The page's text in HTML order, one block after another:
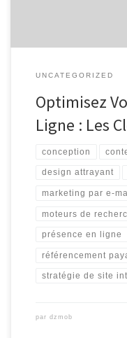
UNCATEGORIZED
Optimisez
Ligne : Les
conception
design attrayant
marketing par e-
moteurs de
présence en ligne
référencement
stratégie de site
par dzmob